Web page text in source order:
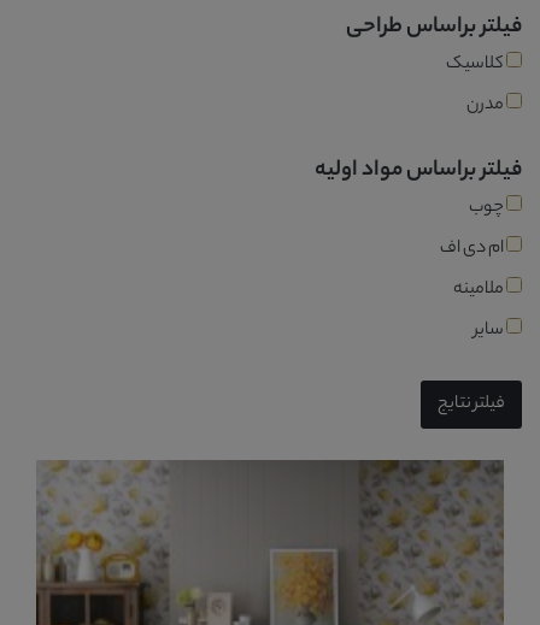
فیلتر براساس طراحی
کلاسیک
مدرن
فیلتر براساس مواد اولیه
چوب
ام دی اف
ملامینه
سایر
فیلتر نتایج